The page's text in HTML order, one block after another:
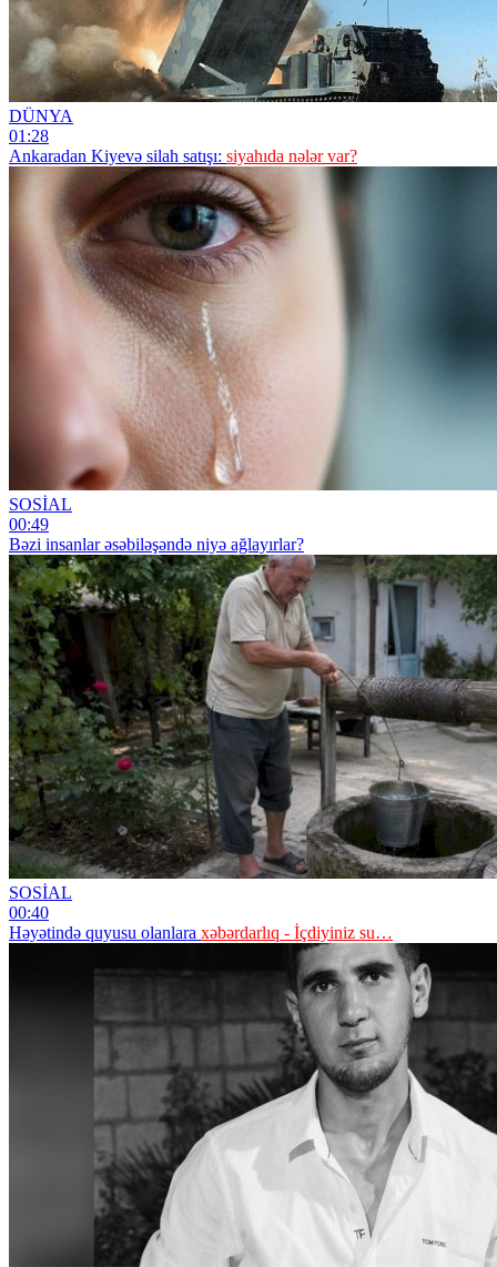
DÜNYA
01:28
Ankaradan Kiyevə silah satışı:
SOSİAL
00:49
Bəzi insanlar əsəbiləşəndə niyə ağlayırlar?
SOSİAL
00:40
Həyətində quyusu olanlara